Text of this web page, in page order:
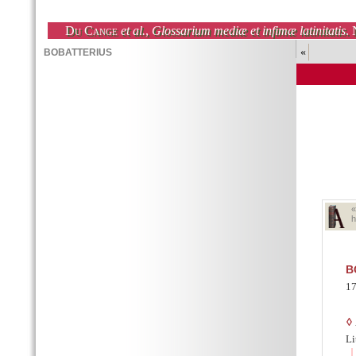
Du Cange et al., Glossarium mediæ et infimæ latinitatis.
«
◊